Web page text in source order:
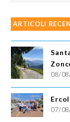
ARTICOLI
08/
07/